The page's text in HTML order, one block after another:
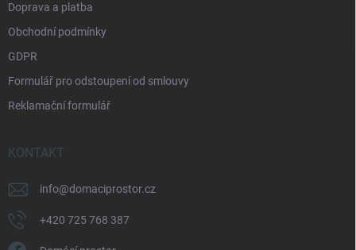
Doprava a platba
Obchodní podmínky
GDPR
Formulář pro odstoupení od smlouvy
Reklamační formulář
KONTAKT
info@domaciprostor.cz
+420 725 768 387